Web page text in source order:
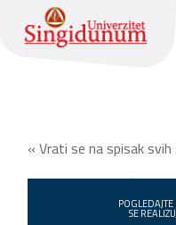
« Vrati se na spisak
SE